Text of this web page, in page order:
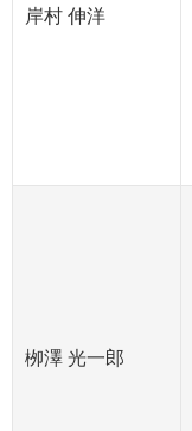
岸村 伸洋
栁澤 光一郎